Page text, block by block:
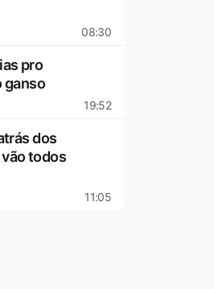
08:30
pro
ganso
19:52
dos
todos
11:05